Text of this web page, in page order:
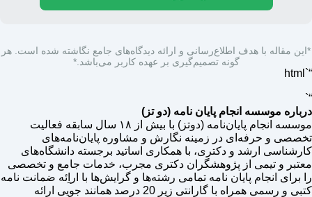
*این مقاله با هدف اطلاع‌رسانی و ارائه دیدگاه‌های جامع نگاشته شده است. هر
گونه تصمیم‌گیری بر عهده کاربر می‌باشد.*
“`html
“`
درباره موسسه انجام پایان نامه (دو تز)
موسسه انجام پایان‌نامه (دوتز) با بیش از ۱۸ سال سابقه فعالیت
تخصصی و حرفه‌ای در زمینه نگارش و مشاوره پایان‌نامه‌های
کارشناسی ارشد و دکتری، با همکاری اساتید برجسته دانشگاه‌های
معتبر و تیمی از پژوهشگران دکتری مجرب، خدمات جامع و تخصصی
را برای انجام پایان نامه تمامی رشته‌ها و گرایش‌ها با اراِئه ضمانت نامه
کتبی و رسمی همراه با گارانتی زیر 20 درصد همانند جویی ارائه